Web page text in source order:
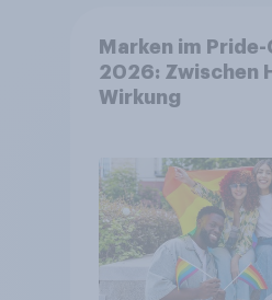
Marken im Pride-
2026: Zwischen
Wirkung